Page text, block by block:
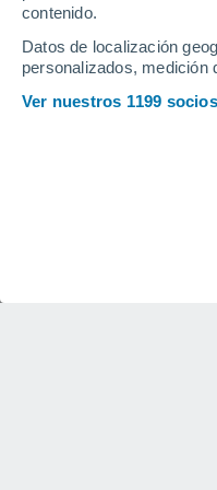
contenido.
Datos de localización
personalizados, medición
Ver nuestros 1199 socios